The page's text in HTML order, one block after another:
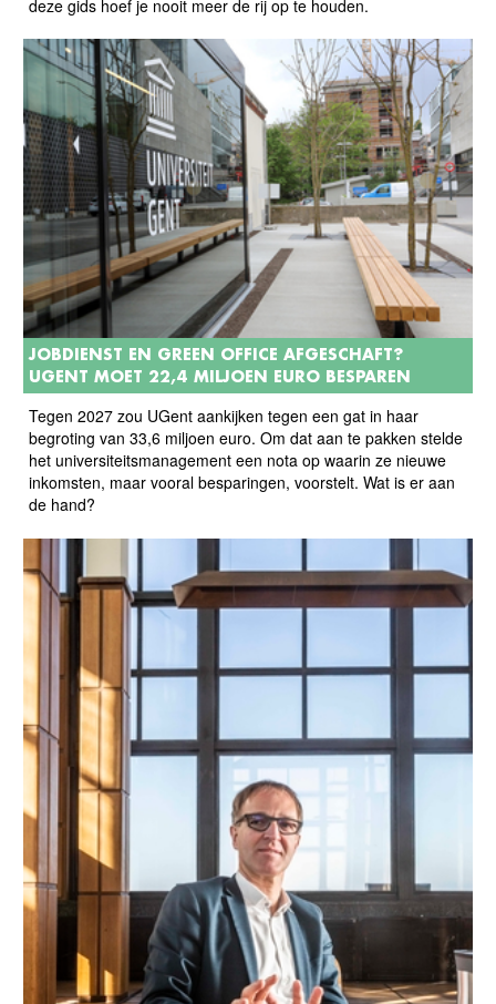
deze gids hoef je nooit meer de rij op te houden.
JOBDIENST EN GREEN OFFICE AFGESCHAFT?
UGENT MOET 22,4 MILJOEN EURO BESPAREN
Tegen 2027 zou UGent aankijken tegen een gat in haar
begroting van 33,6 miljoen euro. Om dat aan te pakken stelde
het universiteitsmanagement een nota op waarin ze nieuwe
inkomsten, maar vooral besparingen, voorstelt. Wat is er aan
de hand?